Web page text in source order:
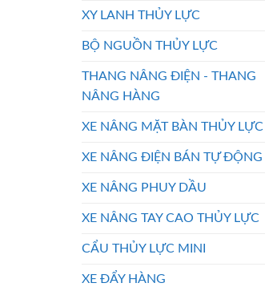
XY LANH THỦY LỰC
BỘ NGUỒN THỦY LỰC
THANG NÂNG ĐIỆN - THANG
NÂNG HÀNG
XE NÂNG MẶT BÀN THỦY LỰC
XE NÂNG ĐIỆN BÁN TỰ ĐỘNG
XE NÂNG PHUY DẦU
XE NÂNG TAY CAO THỦY LỰC
CẨU THỦY LỰC MINI
XE ĐẨY HÀNG